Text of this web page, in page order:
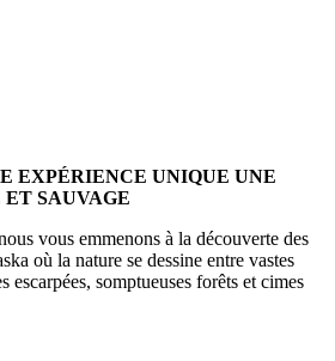
EXPÉRIENCE UNIQUE UNE
SAUVAGE
vous emmenons à la découverte des
où la nature se dessine entre vastes
escarpées, somptueuses forêts et cimes